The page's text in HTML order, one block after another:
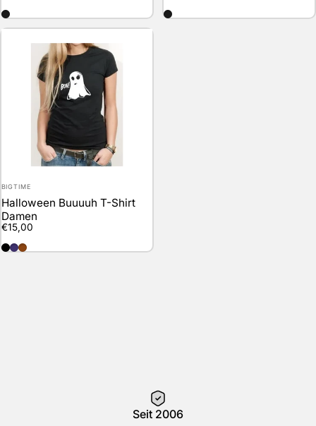
schwarz schwarz
Anbieter:
BIGTIME
Halloween Buuuuh T-Shirt
Damen
€15,00
black
lilabrown
Seit 2006